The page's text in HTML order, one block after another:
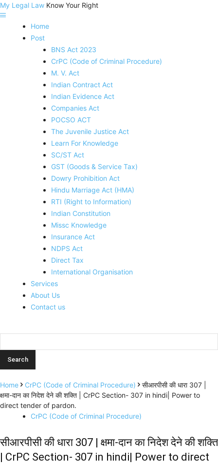
My Legal Law Know Your Right
Home
Post
BNS Act 2023
CrPC (Code of Criminal Procedure)
M. V. Act
Indian Contract Act
Indian Evidence Act
Companies Act
POCSO ACT
The Juvenile Justice Act
Learn For Knowledge
SC/ST Act
GST (Goods & Service Tax)
Dowry Prohibition Act
Hindu Marriage Act (HMA)
RTI (Right to Information)
Indian Constitution
Missc Knowledge
Insurance Act
NDPS Act
Direct Tax
International Organisation
Services
About Us
Contact us
Home CrPC (Code of Criminal Procedure)
सीआरपीसी की धारा 307 |
क्षमा-दान का निदेश देने की शक्ति | CrPC Section- 307 in hindi| Power to
direct tender of pardon.
CrPC (Code of Criminal Procedure)
सीआरपीसी की धारा 307 | क्षमा-दान का निदेश देने की शक्ति
| CrPC Section- 307 in hindi| Power to direct